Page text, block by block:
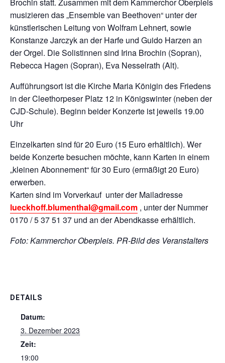
musizieren das „Ensemble van Beethoven“ unter der
künstlerischen Leitung von Wolfram Lehnert, sowie
Konstanze Jarczyk an der Harfe und Guido Harzen an
der Orgel. Die Solistinnen sind Irina Brochin (Sopran),
Rebecca Hagen (Sopran), Eva Nesselrath (Alt).
Aufführungsort ist die Kirche Maria Königin des Friedens
in der Cleethorpeser Platz 12 in Königswinter (neben der
CJD-Schule). Beginn beider Konzerte ist jeweils 19.00
Uhr
Einzelkarten sind für 20 Euro (15 Euro erhältlich). Wer
beide Konzerte besuchen möchte, kann Karten in einem
„kleinen Abonnement“ für 30 Euro (ermäßigt 20 Euro)
erwerben.
Karten sind im Vorverkauf unter der Mailadresse
lueckhoff.blumenthal@gmail.com , unter der Nummer
0170 / 5 37 51 37 und an der Abendkasse erhältlich.
Foto: Kammerchor Oberpleis. PR-Bild des Veranstalters
DETAILS
Datum:
3. Dezember 2023
Zeit:
19:00